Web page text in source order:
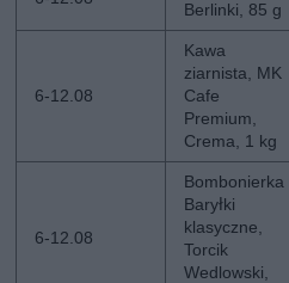
Berlinki, 85 g
6-12.08
Kawa
ziarnista, MK
Cafe
Premium,
Crema, 1 kg
6-12.08
Bombonierka
Baryłki
klasyczne,
Torcik
Wedlowski,